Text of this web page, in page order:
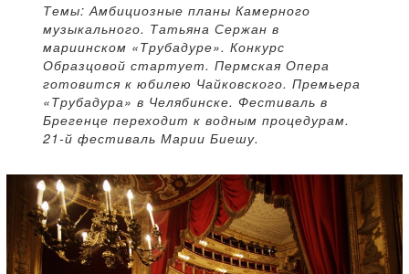
Темы: Амбициозные планы Камерного
музыкального. Татьяна Сержан в
мариинском «Трубадуре». Конкурс
Образцовой стартует. Пермская Опера
готовится к юбилею Чайковского. Премьера
«Трубадура» в Челябинске. Фестиваль в
Брегенце переходит к водным процедурам.
21-й фестиваль Марии Биешу.